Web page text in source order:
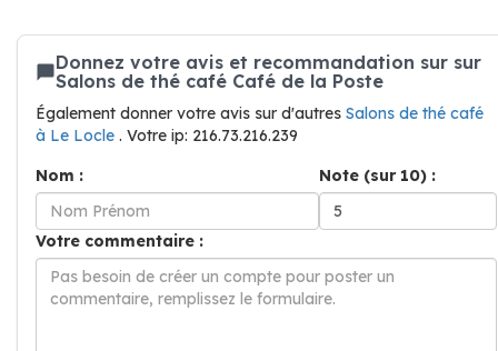
Donnez votre avis et recommandation sur sur
Salons de thé café Café de la Poste
Également donner votre avis sur d'autres Salons de thé café
à Le Locle . Votre ip: 216.73.216.239
Nom :
Note (sur 10) :
Votre commentaire :